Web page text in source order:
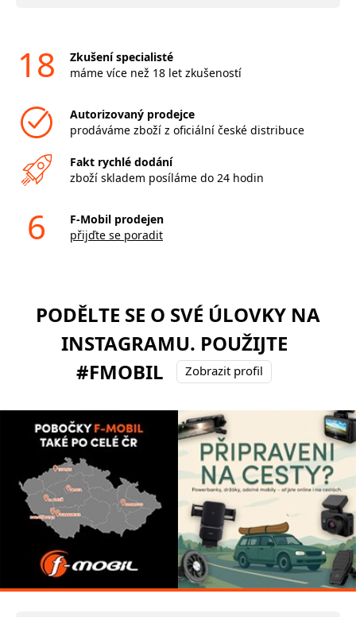
18
Zkušení specialisté
máme více než 18 let zkušeností
Autorizovaný prodejce
prodáváme zboží z oficiální české distribuce
Fakt rychlé dodání
zboží skladem posíláme do 24 hodin
6
F-Mobil prodejen
přijďte se poradit
PODĚLTE SE O SVÉ ÚLOVKY NA
INSTAGRAMU. POUŽIJTE
#FMOBIL
Zobrazit profil